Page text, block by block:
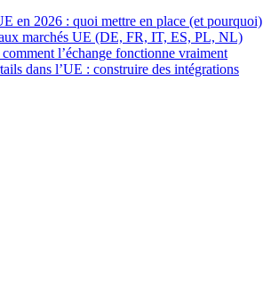
en 2026 : quoi mettre en place (et pourquoi)
marchés UE (DE, FR, IT, ES, PL, NL)
l’échange fonctionne vraiment
dans l’UE : construire des intégrations